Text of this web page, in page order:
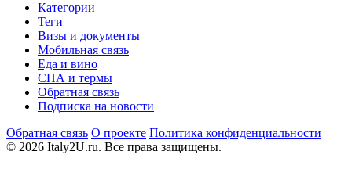
Категории
Теги
Визы и документы
Мобильная связь
Еда и вино
СПА и термы
Обратная связь
Подписка на новости
Обратная связь О проекте Политика конфиденциальности
© 2026 Italy2U.ru. Все права защищены.